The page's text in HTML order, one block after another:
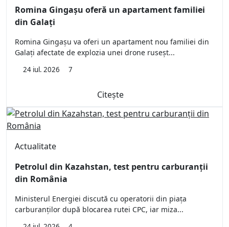
Romina Gingașu oferă un apartament familiei
din Galați
Romina Gingașu va oferi un apartament nou familiei din
Galați afectate de explozia unei drone ruseșt...
24 iul. 2026 7
Citește
Actualitate
Petrolul din Kazahstan, test pentru carburanții
din România
Ministerul Energiei discută cu operatorii din piața
carburanților după blocarea rutei CPC, iar miza...